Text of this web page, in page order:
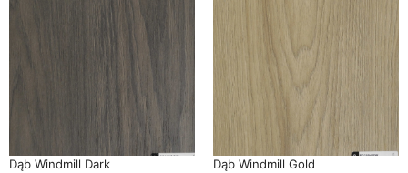
Dąb Windmill Dark Dąb Windmill Gold